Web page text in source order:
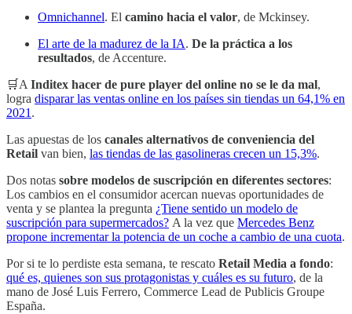
Omnichannel. El camino hacia el valor, de Mckinsey.
El arte de la madurez de la IA. De la práctica a los
resultados, de Accenture.
🛒A Inditex hacer de pure player del online no se le da mal,
logra disparar las ventas online en los países sin tiendas un 64,1% en
2021 .
Las apuestas de los canales alternativos de conveniencia del
Retail van bien, las tiendas de las gasolineras crecen un 15,3%.
Dos notas sobre modelos de suscripción en diferentes sectores:
Los cambios en el consumidor acercan nuevas oportunidades de
venta y se plantea la pregunta ¿Tiene sentido un modelo de
suscripción para supermercados? A la vez que Mercedes Benz
propone incrementar la potencia de un coche a cambio de una cuota.
Por si te lo perdiste esta semana, te rescato Retail Media a fondo:
qué es, quienes son sus protagonistas y cuáles es su futuro, de la
mano de José Luis Ferrero, Commerce Lead de Publicis Groupe
España.